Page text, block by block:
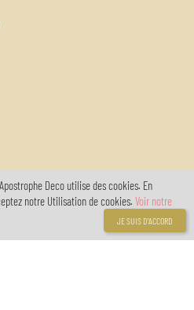
Deco utilise des cookies. En
notre Utilisation de cookies. Voir notre
JE SUIS D'ACCORD